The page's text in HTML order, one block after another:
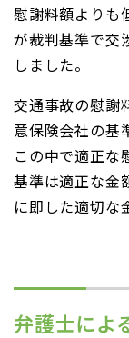
慰謝料額よりも
が裁判基準で交
しました。
交通事故の慰謝
意保険会社の基
この中で適正な
基準は適正な金
に即した適切な
弁護士によ